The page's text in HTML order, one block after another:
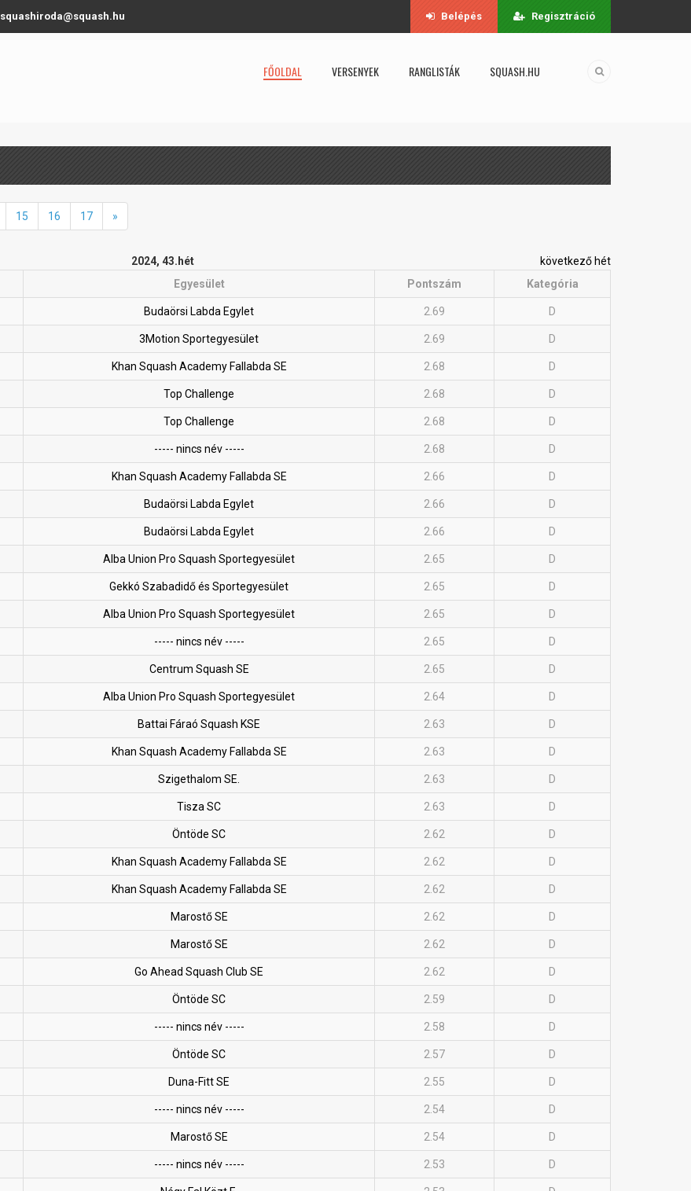
squashiroda@squash.hu Belépés Regisztráció
FŐOLDAL VERSENYEK RANGLISTÁK SQUASH.HU
15 16 17 »
2024, 43.hét
következő hét
Egyesület Pontszám Kategória
Budaörsi Labda Egylet 2.69 D
3Motion Sportegyesület 2.69 D
Khan Squash Academy Fallabda SE 2.68 D
Top Challenge 2.68 D
Top Challenge 2.68 D
----- nincs név ----- 2.68 D
Khan Squash Academy Fallabda SE 2.66 D
Budaörsi Labda Egylet 2.66 D
Budaörsi Labda Egylet 2.66 D
Alba Union Pro Squash Sportegyesület 2.65 D
Gekkó Szabadidő és Sportegyesület 2.65 D
Alba Union Pro Squash Sportegyesület 2.65 D
----- nincs név ----- 2.65 D
Centrum Squash SE 2.65 D
Alba Union Pro Squash Sportegyesület 2.64 D
Battai Fáraó Squash KSE 2.63 D
Khan Squash Academy Fallabda SE 2.63 D
Szigethalom SE. 2.63 D
Tisza SC 2.63 D
Öntöde SC 2.62 D
Khan Squash Academy Fallabda SE 2.62 D
Khan Squash Academy Fallabda SE 2.62 D
Marostő SE 2.62 D
Marostő SE 2.62 D
Go Ahead Squash Club SE 2.62 D
Öntöde SC 2.59 D
----- nincs név ----- 2.58 D
Öntöde SC 2.57 D
Duna-Fitt SE 2.55 D
----- nincs név ----- 2.54 D
Marostő SE 2.54 D
----- nincs név ----- 2.53 D